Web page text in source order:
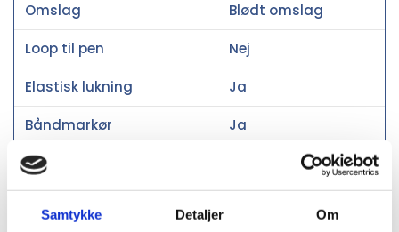
Samtykke Detaljer Om
Omslag Blødt omslag
Loop til pen Nej
Elastisk lukning Ja
Båndmarkør Ja
Social audit